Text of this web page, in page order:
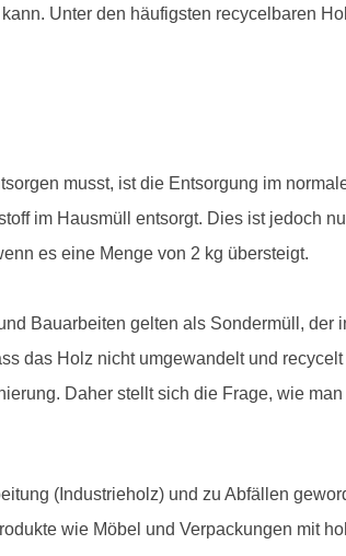
Unter den häufigsten recycelbaren
musst, ist die Entsorgung im
im Hausmüll entsorgt. Dies ist jedoch
es eine Menge von 2 kg übersteigt.
Bauarbeiten gelten als Sondermüll,
das Holz nicht umgewandelt und
Daher stellt sich die Frage, wie
(Industrieholz) und zu Abfällen
wie Möbel und Verpackungen mit